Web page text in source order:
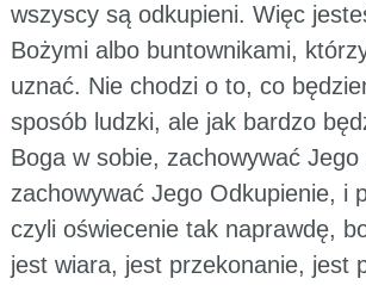
wszyscy są odkupieni. Więc
Bożymi albo buntownikami,
uznać. Nie chodzi o to, co
sposób ludzki, ale jak bardzo
Boga w sobie, zachowywać Jego
zachowywać Jego Odkupienie, i
czyli oświecenie tak naprawdę,
jest wiara, jest przekonanie, jest